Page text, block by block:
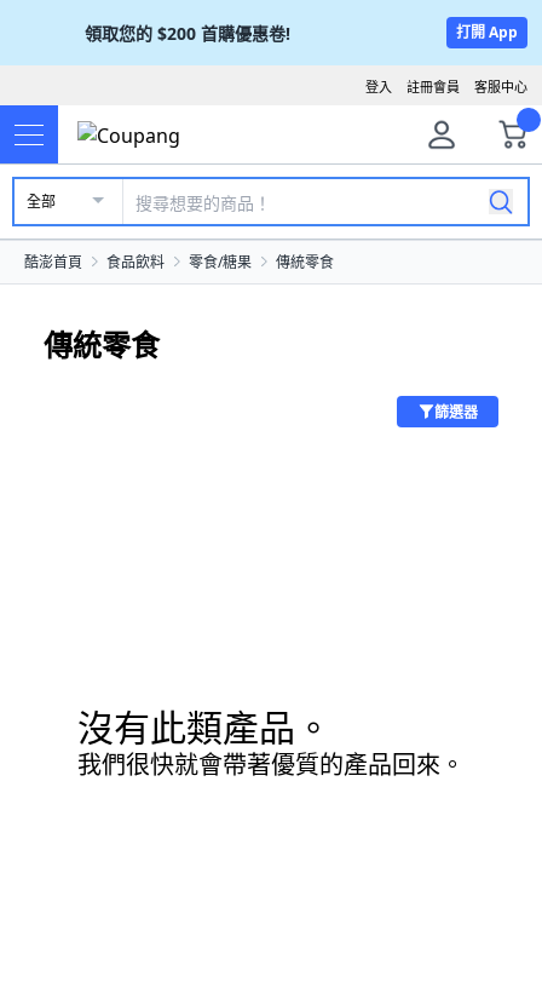
領取您的 $200 首購優惠卷! 打開 App
客服中心
註冊會員
登入
全部
酷澎首頁 食品飲料 零食/糖果 傳統零食
傳統零食
篩選器
沒有此類產品。
我們很快就會帶著優質的產品回來。